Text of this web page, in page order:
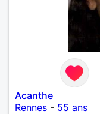
Acanthe
Rennes - 55 ans